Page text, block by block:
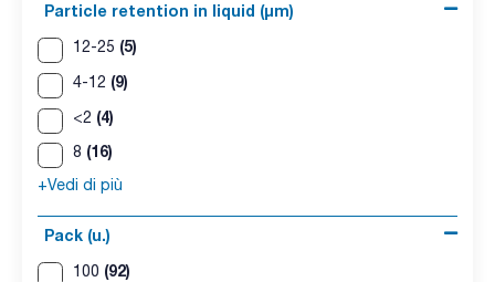
Particle retention in liquid (μm)
12-25 (5)
4-12 (9)
<2 (4)
8 (16)
+Vedi di più
Pack (u.)
100 (92)